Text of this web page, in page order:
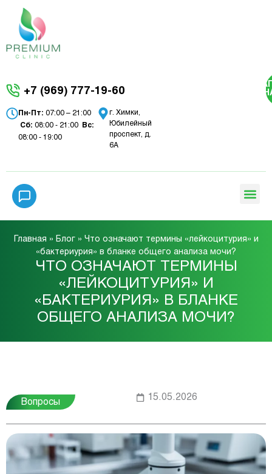
Пн-Пт: 07:00 – 21:00
Сб: 08:00 - 21:00
Вc:
08:00 - 19:00
г. Химки,
Юбилейный
проспект, д.
6А
+7 (969) 777-19-60
Главная » Блог » Что означают термины «лейкоцитурия» и
«бактериурия» в бланке общего анализа мочи?
ЧТО ОЗНАЧАЮТ ТЕРМИНЫ
«ЛЕЙКОЦИТУРИЯ» И
«БАКТЕРИУРИЯ» В БЛАНКЕ
ОБЩЕГО АНАЛИЗА МОЧИ?
Вопросы
15.05.2026